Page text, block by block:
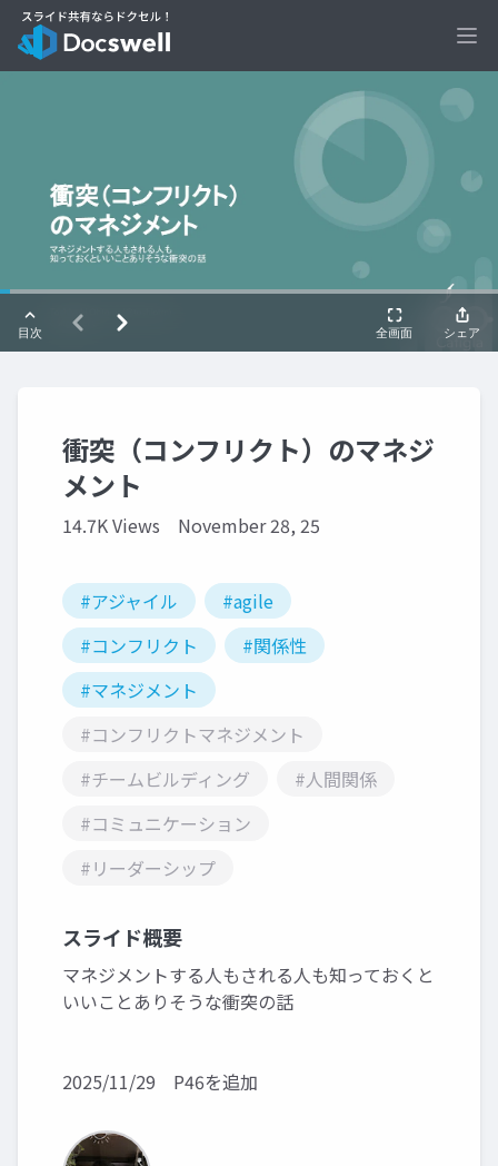
衝突（コンフリクト）のマネジ
メント
14.7K Views November 28, 25
#アジャイル
#agile
#コンフリクト
#関係性
#マネジメント
#コンフリクトマネジメント
#チームビルディング
#人間関係
#コミュニケーション
#リーダーシップ
スライド概要
マネジメントする人もされる人も知っておくと
いいことありそうな衝突の話
2025/11/29 P46を追加